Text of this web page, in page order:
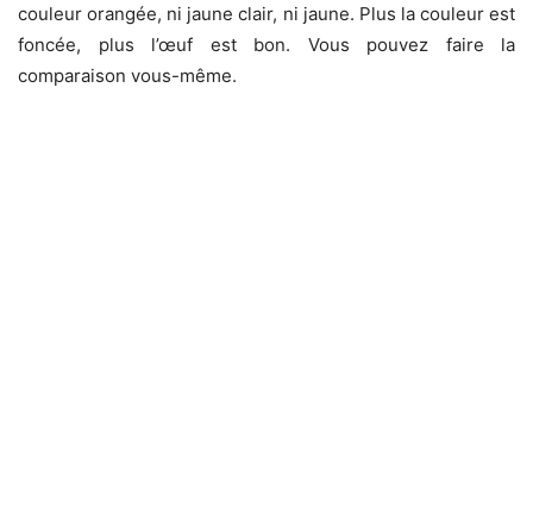
couleur orangée, ni jaune clair, ni jaune. Plus la couleur est
foncée, plus l’œuf est bon. Vous pouvez faire la
comparaison vous-même.